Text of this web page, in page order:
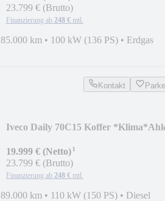
23.799 € (Brutto)
Finanzierung ab 248 € mtl.
85.000 km • 100 kW (136 PS) • Erdgas
Kontakt
Iveco Daily 70C15 Koffer
19.999 € (Netto)¹
23.799 € (Brutto)
Finanzierung ab 248 € mtl.
89.000 km • 110 kW (150 PS) • Diesel